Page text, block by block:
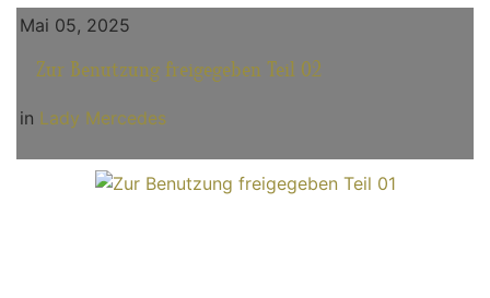
Mai 05, 2025
Zur Benutzung freigegeben Teil 02
in Lady Mercedes